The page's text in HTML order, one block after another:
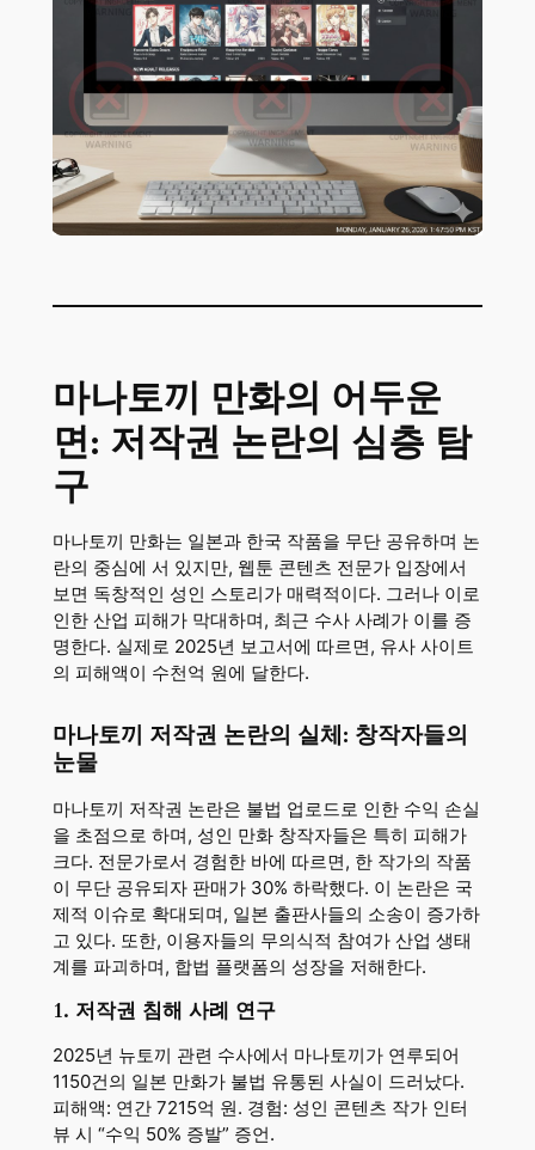
마나토끼 만화의 어두운
면: 저작권 논란의 심층 탐
구
마나토끼 만화는 일본과 한국 작품을 무단 공유하며 논
란의 중심에 서 있지만, 웹툰 콘텐츠 전문가 입장에서
보면 독창적인 성인 스토리가 매력적이다. 그러나 이로
인한 산업 피해가 막대하며, 최근 수사 사례가 이를 증
명한다. 실제로 2025년 보고서에 따르면, 유사 사이트
의 피해액이 수천억 원에 달한다.
마나토끼 저작권 논란의 실체: 창작자들의
눈물
마나토끼 저작권 논란은 불법 업로드로 인한 수익 손실
을 초점으로 하며, 성인 만화 창작자들은 특히 피해가
크다. 전문가로서 경험한 바에 따르면, 한 작가의 작품
이 무단 공유되자 판매가 30% 하락했다. 이 논란은 국
제적 이슈로 확대되며, 일본 출판사들의 소송이 증가하
고 있다. 또한, 이용자들의 무의식적 참여가 산업 생태
계를 파괴하며, 합법 플랫폼의 성장을 저해한다.
1. 저작권 침해 사례 연구
2025년 뉴토끼 관련 수사에서 마나토끼가 연루되어
1150건의 일본 만화가 불법 유통된 사실이 드러났다.
피해액: 연간 7215억 원. 경험: 성인 콘텐츠 작가 인터
뷰 시 “수익 50% 증발” 증언.